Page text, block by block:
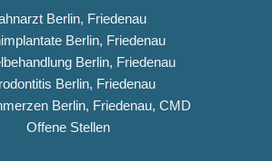
Berlin, Friedenau
Berlin, Friedenau
Berlin, Friedenau
Berlin, Friedenau
Berlin, Friedenau, CMD
Offene Stellen